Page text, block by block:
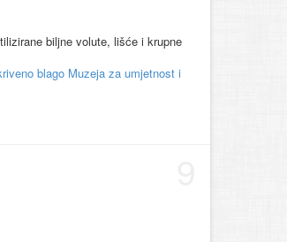
biljne volute, lišće i krupne
blago Muzeja za umjetnost i